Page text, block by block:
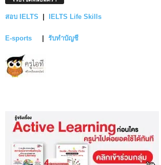
สอบ IELTS IELTS Life Skills
E-sports รับทำบัญชี